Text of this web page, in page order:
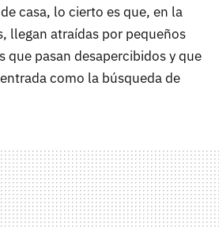
casa, lo cierto es que, en la
llegan atraídas por pequeños
que pasan desapercibidos y que
como la búsqueda de